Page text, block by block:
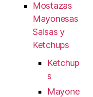
Mostazas
Mayonesas
Salsas y
Ketchups
Ketchup
s
Mayone